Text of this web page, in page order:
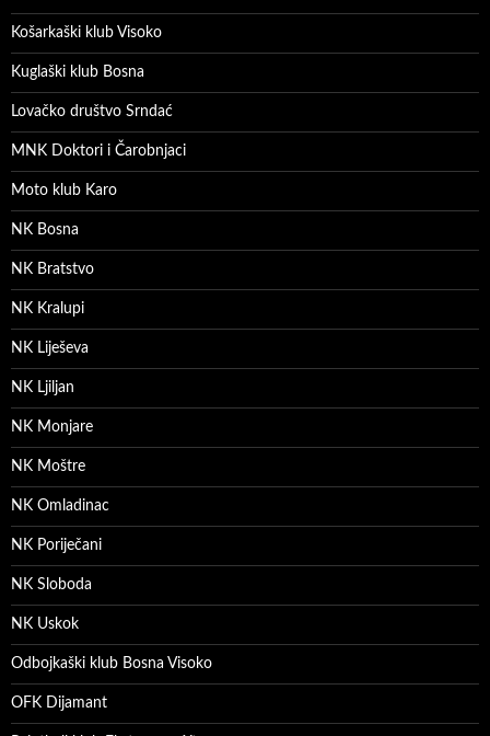
Košarkaški klub Visoko
Kuglaški klub Bosna
Lovačko društvo Srndać
MNK Doktori i Čarobnjaci
Moto klub Karo
NK Bosna
NK Bratstvo
NK Kralupi
NK Liješeva
NK Ljiljan
NK Monjare
NK Moštre
NK Omladinac
NK Poriječani
NK Sloboda
NK Uskok
Odbojkaški klub Bosna Visoko
OFK Dijamant